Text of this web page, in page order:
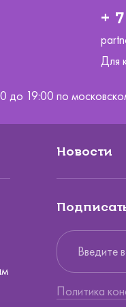
+
Для
до 19:00 по
Новости
Политика